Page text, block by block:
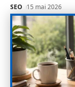
SEO 15 mai 2026